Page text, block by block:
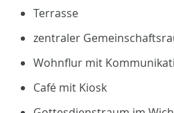
Terrasse
zentraler
Wohnflur mit
Café mit Kiosk